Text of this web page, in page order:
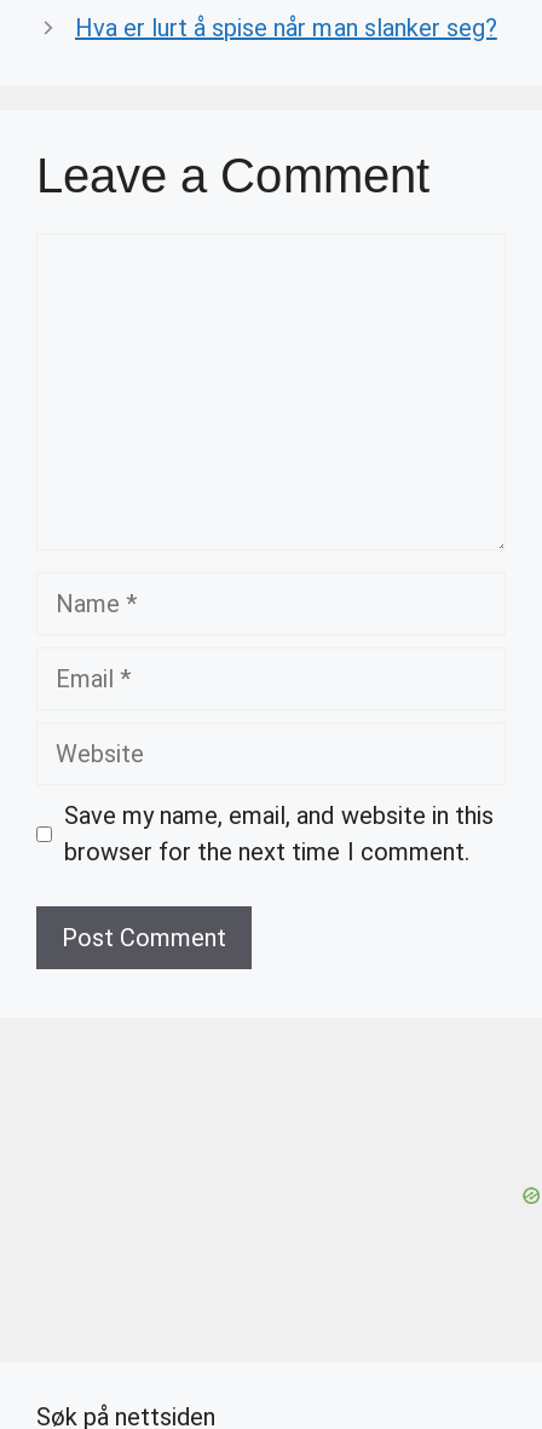
Hva er lurt å spise når man slanker seg?
Leave a Comment
Name
Email
Website
Save my name, email, and website in this
browser for the next time I comment.
Søk på nettsiden